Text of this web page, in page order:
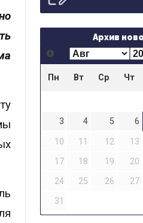
Архив
Пн Вт Ср Чт
3
4 5 6
10
11 12 13
17
18 19 20
24
25 26 27
31